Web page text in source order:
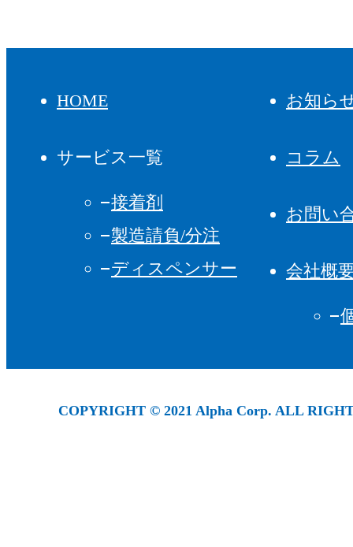
HOME
サービス一覧
接着剤
製造請負/分注
ディスペンサー
お知ら
コラム
お問い
会社概
COPYRIGHT © 2021 Alpha Corp. ALL